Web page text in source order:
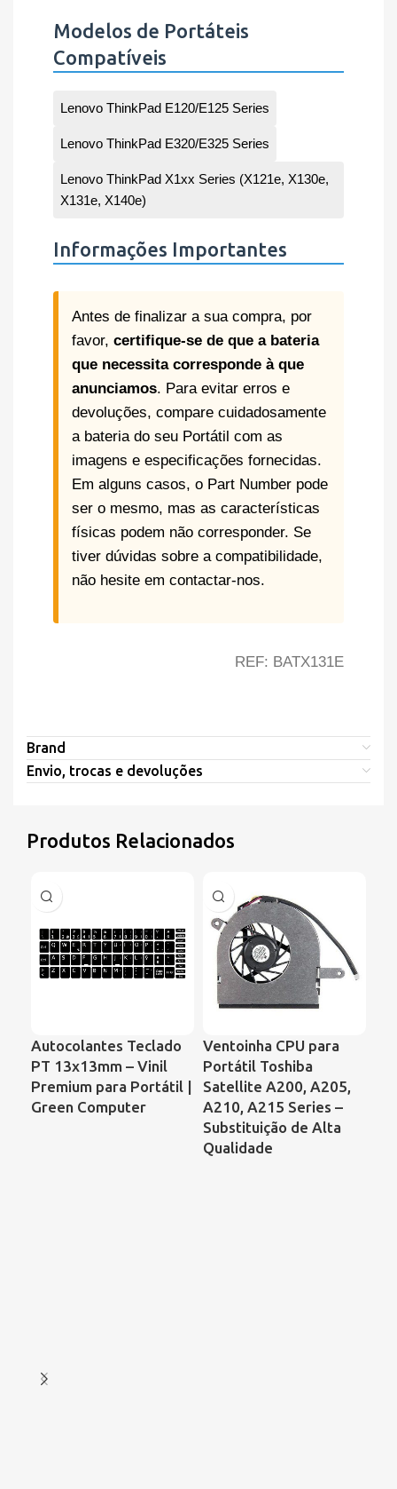
Modelos de Portáteis
Compatíveis
Lenovo ThinkPad E120/E125 Series
Lenovo ThinkPad E320/E325 Series
Lenovo ThinkPad X1xx Series (X121e, X130e,
X131e, X140e)
Informações Importantes
Antes de finalizar a sua compra, por
favor, certifique-se de que a bateria
que necessita corresponde à que
anunciamos. Para evitar erros e
devoluções, compare cuidadosamente
a bateria do seu Portátil com as
imagens e especificações fornecidas.
Em alguns casos, o Part Number pode
ser o mesmo, mas as características
físicas podem não corresponder. Se
tiver dúvidas sobre a compatibilidade,
não hesite em contactar-nos.
REF: BATX131E
Brand
Envio, trocas e devoluções
Produtos Relacionados
Autocolantes Teclado
PT 13x13mm – Vinil
Premium para Portátil |
Green Computer
Ventoinha CPU para
Portátil Toshiba
Satellite A200, A205,
A210, A215 Series –
Substituição de Alta
Qualidade